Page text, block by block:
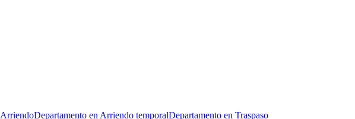
Departamento en Arriendo temporalDepartamento en Traspaso